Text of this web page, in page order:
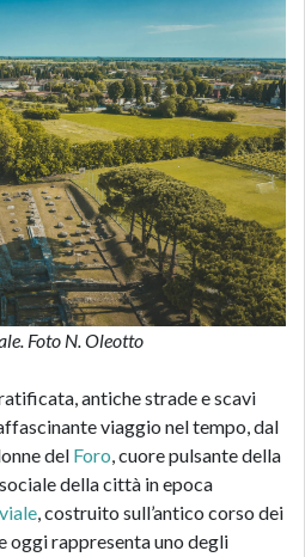
Foto N. Oleotto
antiche strade e scavi
viaggio nel tempo, dal
del Foro, cuore pulsante della
della città in epoca
, costruito sull’antico corso dei
oggi rappresenta uno degli